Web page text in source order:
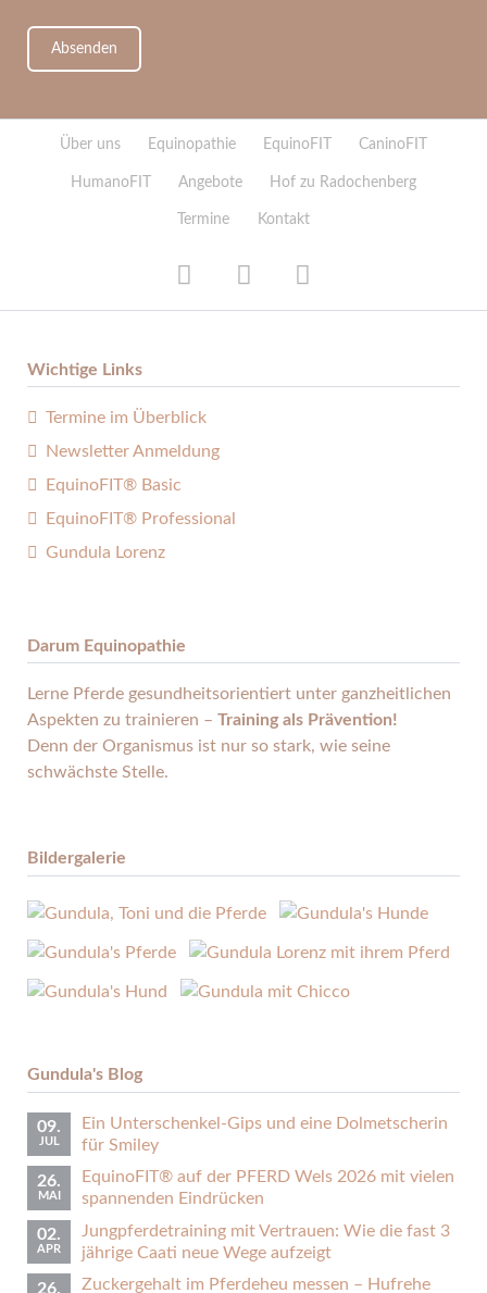
Absenden
Navigation
Über uns Equinopathie EquinoFIT CaninoFIT
HumanoFIT Angebote Hof zu Radochenberg
Termine Kontakt
Wichtige Links
Termine im Überblick
Newsletter Anmeldung
EquinoFIT® Basic
EquinoFIT® Professional
Gundula Lorenz
Darum Equinopathie
Lerne Pferde gesund­heits­orientiert unter ganz­heitlichen
Aspekten zu trainieren – Training als Prävention!
Denn der Organismus ist nur so stark, wie seine
schwächste Stelle.
Bildergalerie
Gundula's Blog
09.
JUL
Ein Unterschenkel-Gips und eine Dolmetscherin
für Smiley
26.
MAI
EquinoFIT® auf der PFERD Wels 2026 mit vielen
spannenden Eindrücken
02.
APR
Jungpferdetraining mit Vertrauen: Wie die fast 3
jährige Caati neue Wege aufzeigt
26. Zuckergehalt im Pferdeheu messen – Hufrehe